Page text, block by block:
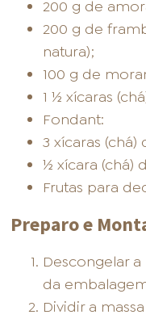
200 g de
200 g de
natura);
100 g de
1 ½ xícaras
Fondant:
3 xícaras
½ xícara (chá)
Frutas para
Preparo e
Descongelar
da
Dividir a